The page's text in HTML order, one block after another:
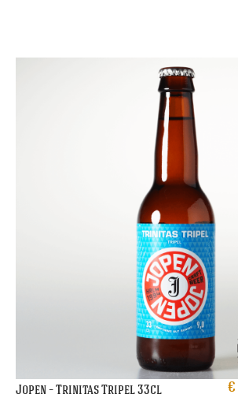
Jopen – Trinitas Tripel 33cl €